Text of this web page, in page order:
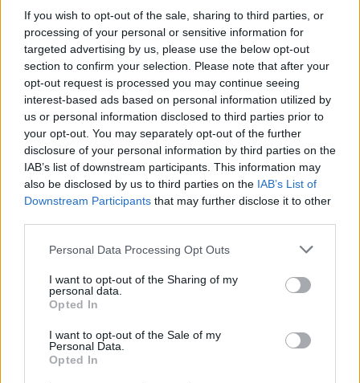
If you wish to opt-out of the sale, sharing to third parties, or
processing of your personal or sensitive information for
targeted advertising by us, please use the below opt-out
section to confirm your selection. Please note that after your
opt-out request is processed you may continue seeing
interest-based ads based on personal information utilized by
us or personal information disclosed to third parties prior to
your opt-out. You may separately opt-out of the further
disclosure of your personal information by third parties on the
IAB’s list of downstream participants. This information may
also be disclosed by us to third parties on the IAB’s List of
Downstream Participants that may further disclose it to other
Please note that this website/app uses one or more Google
not limited to your visit or usage behaviour. You may click to
grant or deny consent to Google and its third-party tags to
use your data for below specified purposes in below Google
consent section.
Personal Data Processing Opt Outs
I want to opt-out of the Sharing of my
personal data.
Opted In
I want to opt-out of the Sale of my
Personal Data.
Opted In
Continua a leggere
LIFESTYLE